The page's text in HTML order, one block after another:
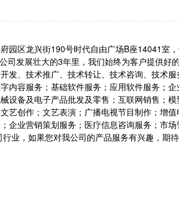
园区龙兴街190号时代自由广场B座14041室
司发展壮大的3年里，我们始终为客户提供好
发、技术推广、技术转让、技术咨询、技术
内容服务；基础软件服务；应用软件服务；
设备及电子产品批发及零售；互联网销售；
艺创作；文艺表演；广播电视节目制作；增
企业营销策划服务；医疗信息咨询服务；市
业，如果您对我公司的产品服务有兴趣，期